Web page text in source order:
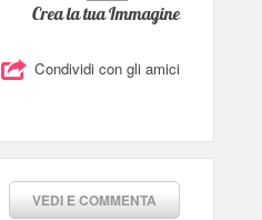
Crea la tua Immagine
Condividi con gli amici
VEDI E COMMENTA